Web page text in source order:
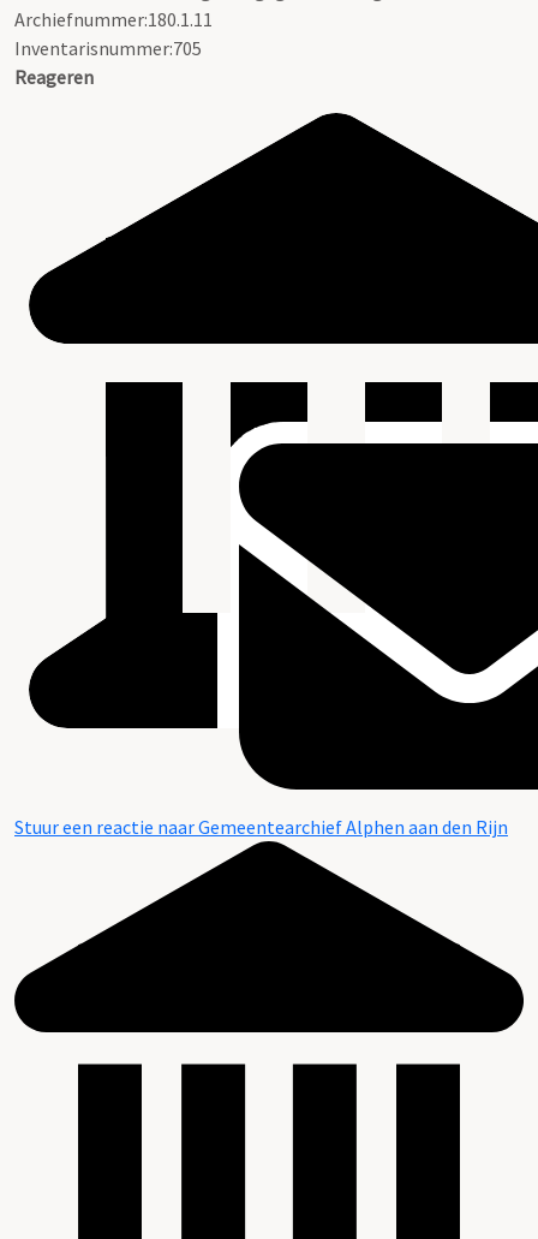
Archiefnummer:180.1.11
Inventarisnummer:705
Reageren
Stuur een reactie naar Gemeentearchief Alphen aan den Rijn